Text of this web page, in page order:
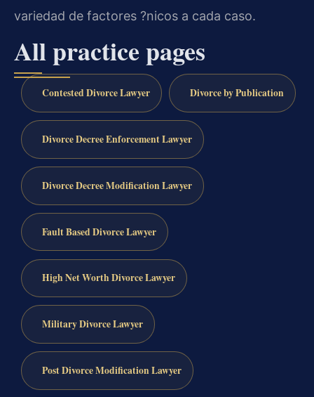
variedad de factores ?nicos a cada caso.
All practice pages
Contested Divorce Lawyer Divorce by Publication
Divorce Decree Enforcement Lawyer
Divorce Decree Modification Lawyer
Fault Based Divorce Lawyer
High Net Worth Divorce Lawyer
Military Divorce Lawyer
Post Divorce Modification Lawyer